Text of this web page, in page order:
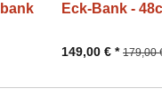
Eck-Bank -
149,00 € * 179,00